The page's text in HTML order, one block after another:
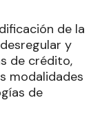
de la
y
de crédito,
modalidades
de